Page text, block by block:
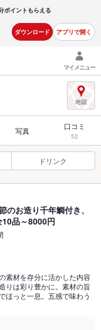
ポイントもらえる
ダウンロード アプリで開く
マイメニュー
写真 口コミ
52
ドリンク
のお造り千年鯛付き、
品～8000円
素材を存分に活かした内容
りは彩り豊かに。素材の旨
ほっと一息。五感で味わう